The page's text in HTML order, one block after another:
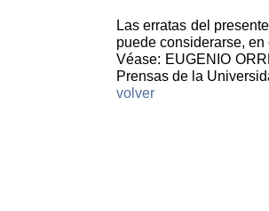
Las erratas del
puede considerarse,
Véase: EUGENIO
Prensas de la
volver